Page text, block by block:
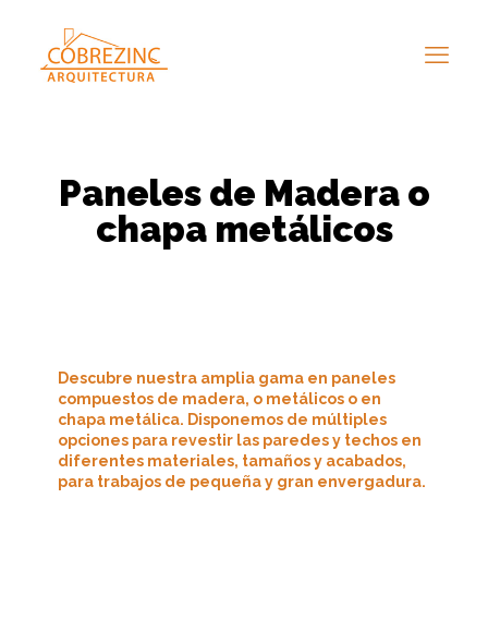
Paneles de Madera o
chapa metálicos
Descubre nuestra amplia gama en paneles
compuestos de madera, o metálicos o en
chapa metálica. Disponemos de múltiples
opciones para revestir las paredes y techos en
diferentes materiales, tamaños y acabados,
para trabajos de pequeña y gran envergadura.